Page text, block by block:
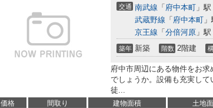
交通 南武線 「 府中本町 」
武蔵野線 「 府中本町
京王線 「 分倍河原 」
築年 新築 階数 2階建
府中市周辺にある物件をお
でしょうか。設備も充実し
徒...
価格 間取り 建物面積 土地